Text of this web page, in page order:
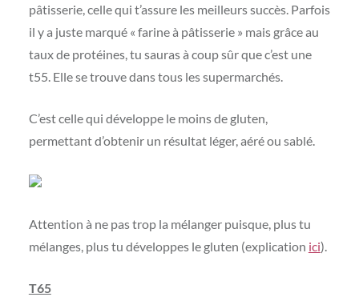
pâtisserie, celle qui t’assure les meilleurs succès. Parfois
il y a juste marqué « farine à pâtisserie » mais grâce au
taux de protéines, tu sauras à coup sûr que c’est une
t55. Elle se trouve dans tous les supermarchés.
C’est celle qui développe le moins de gluten,
permettant d’obtenir un résultat léger, aéré ou sablé.
Attention à ne pas trop la mélanger puisque, plus tu
mélanges, plus tu développes le gluten (explication ici).
T65